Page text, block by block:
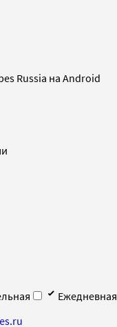
Russia на Android
Ежедневная